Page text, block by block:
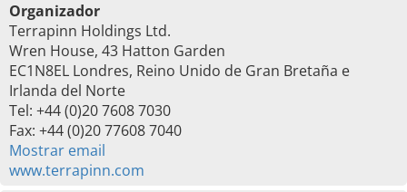
Organizador
Terrapinn Holdings Ltd.
Wren House, 43 Hatton Garden
EC1N8EL Londres, Reino Unido de Gran Bretaña e
Irlanda del Norte
Tel: +44 (0)20 7608 7030
Fax: +44 (0)20 77608 7040
Mostrar email
www.terrapinn.com